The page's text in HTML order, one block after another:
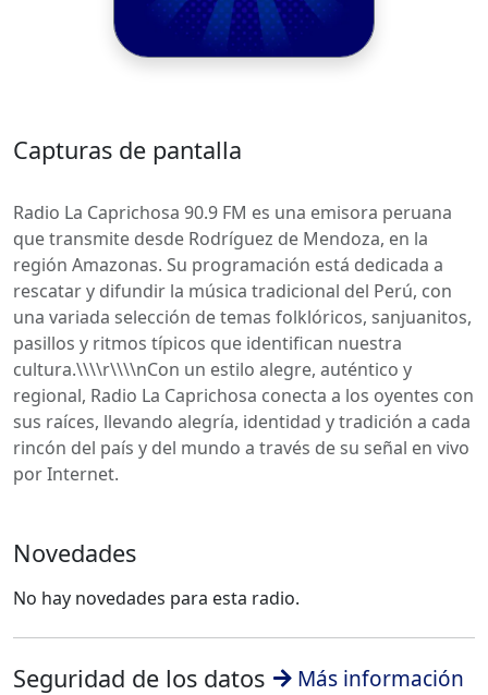
Capturas de pantalla
Radio La Caprichosa 90.9 FM es una emisora peruana
que transmite desde Rodríguez de Mendoza, en la
región Amazonas. Su programación está dedicada a
rescatar y difundir la música tradicional del Perú, con
una variada selección de temas folklóricos, sanjuanitos,
pasillos y ritmos típicos que identifican nuestra
cultura.\\\\r\\\\nCon un estilo alegre, auténtico y
regional, Radio La Caprichosa conecta a los oyentes con
sus raíces, llevando alegría, identidad y tradición a cada
rincón del país y del mundo a través de su señal en vivo
por Internet.
Novedades
No hay novedades para esta radio.
Seguridad de los datos Más información